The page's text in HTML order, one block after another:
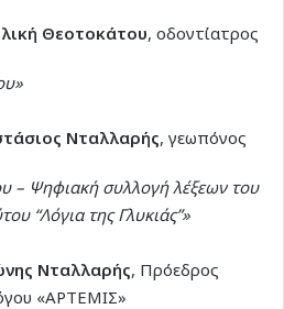
Θεοτοκάτου, οδοντίατρος
Νταλλαρής, γεωπόνος
– Ψηφιακή συλλογή λέξεων του
“Λόγια της Γλυκιάς”»
Νταλλαρής, Πρόεδρος
«ΑΡΤΕΜΙΣ»